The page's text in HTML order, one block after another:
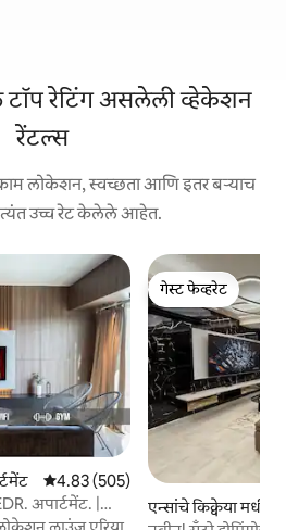
टॉप रेटिंग असलेली व्हेकेशन
रेंटल्स
लोकेशन, स्वच्छता आणि इतर बऱ्याच
अत्यंत उच्च रेट केलेले आहेत.
5 पैकी 4.83 सरासरी रेटिंग, 505 रिव्ह्यूज
4.83 (505)
अपार्टमेंट. |
गेस्ट फेव्हरेट
गेस्ट फेव्हरेट
एन्सांचे किक्वेया मधील